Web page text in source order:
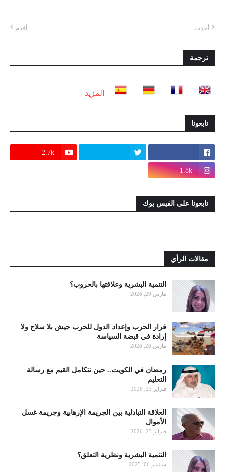
أحدث أقدم
ترجمة
المزيد
تابعونا
2.7k
1.8k
تابعونا على الفيس بوك
مقالات الرأي
التنمية البشرية وعلاقتها بالحروب؟
مارس 29, 2026
قرار الحرب وإعداد الدول للحرب جيش بلا سلاح ولا
إرادة في قبضة السياسة
مارس 26, 2026
رمضان في الكويت.. حين تتكامل القيم مع رسالة
التعليم
فبراير 23, 2026
العلاقة التبادلية بين الجريمة الإرهابية وجريمة غسل
الأموال
فبراير 23, 2026
التنمية البشرية ونظرية التعلق؟
سبتمبر 06, 2025